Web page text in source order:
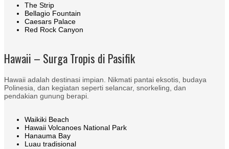
The Strip
Bellagio Fountain
Caesars Palace
Red Rock Canyon
Hawaii – Surga Tropis di Pasifik
Hawaii adalah destinasi impian. Nikmati pantai eksotis, budaya
Polinesia, dan kegiatan seperti selancar, snorkeling, dan
pendakian gunung berapi.
Waikiki Beach
Hawaii Volcanoes National Park
Hanauma Bay
Luau tradisional